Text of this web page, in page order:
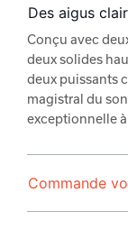
Des aigus
Conçu avec
deux solides
deux puissants
magistral du
exceptionnelle
Commande